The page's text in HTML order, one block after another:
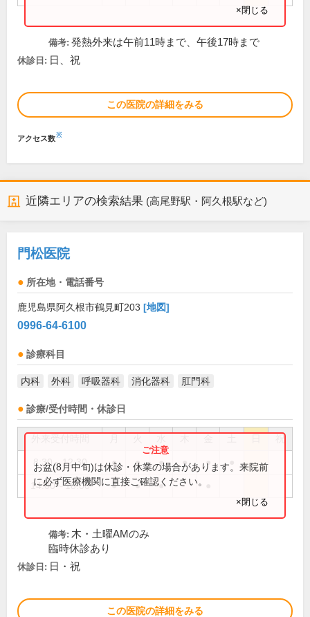
×閉じる
備考: 発熱外来は午前11時まで、午後17時まで
休診日: 日、祝
この医院の詳細をみる
アクセス数※
近隣エリアの検索結果 (高尾野駅・阿久根駅など)
門松医院
所在地・電話番号
鹿児島県阿久根市鶴見町203 [地図]
0996-64-6100
診療科目
内科 外科 呼吸器科 消化器科 肛門科
診療/受付時間・休診日
祝
8:30～12:30 ● ● ● ● ●
14:00～18:00 ● ● ●
お盆(8月中旬)は休診・休業の場合があります。来院前
に必ず医療機関に直接ご確認ください。
×閉じる
備考: 木・土曜AMのみ
臨時休診あり
休診日: 日・祝
この医院の詳細をみる